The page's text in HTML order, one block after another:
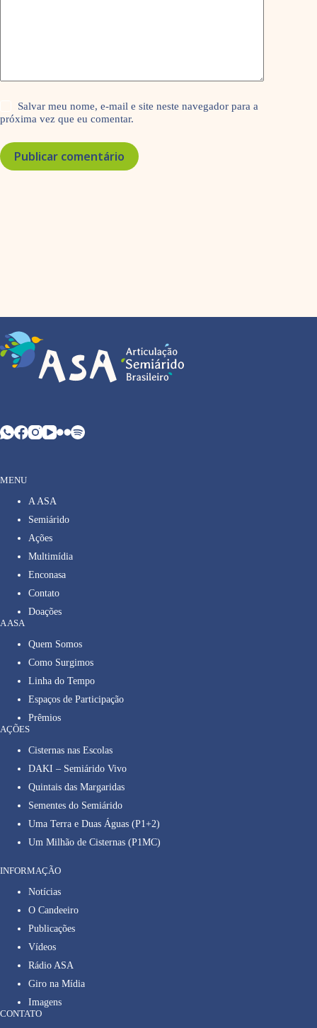
Salvar meu nome, e-mail e site neste navegador para a
próxima vez que eu comentar.
Publicar comentário
MENU
A ASA
Semiárido
Ações
Multimídia
Enconasa
Contato
Doações
A ASA
Quem Somos
Como Surgimos
Linha do Tempo
Espaços de Participação
Prêmios
AÇÕES
Cisternas nas Escolas
DAKI – Semiárido Vivo
Quintais das Margaridas
Sementes do Semiárido
Uma Terra e Duas Águas (P1+2)
Um Milhão de Cisternas (P1MC)
INFORMAÇÃO
Notícias
O Candeeiro
Publicações
Vídeos
Rádio ASA
Giro na Mídia
Imagens
CONTATO